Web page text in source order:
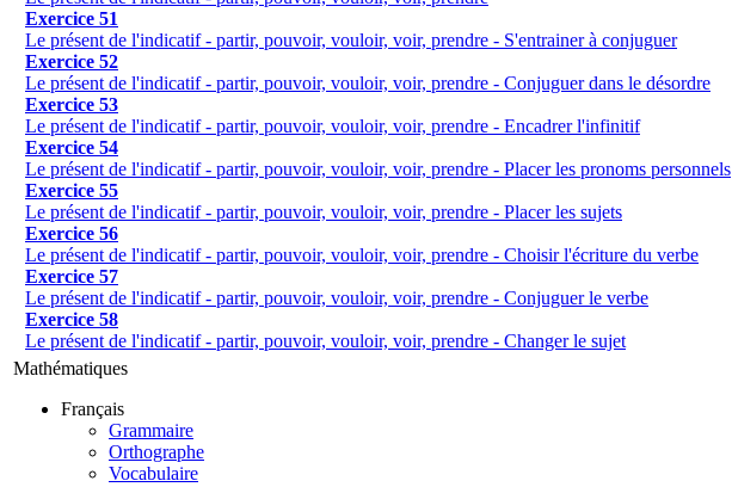
Exercice 51
Le présent de l'indicatif - partir, pouvoir, vouloir, voir, prendre - S'entrainer à conjuguer
Exercice 52
Le présent de l'indicatif - partir, pouvoir, vouloir, voir, prendre - Conjuguer dans le désordre
Exercice 53
Le présent de l'indicatif - partir, pouvoir, vouloir, voir, prendre - Encadrer l'infinitif
Exercice 54
Le présent de l'indicatif - partir, pouvoir, vouloir, voir, prendre - Placer les pronoms personnels
Exercice 55
Le présent de l'indicatif - partir, pouvoir, vouloir, voir, prendre - Placer les sujets
Exercice 56
Le présent de l'indicatif - partir, pouvoir, vouloir, voir, prendre - Choisir l'écriture du verbe
Exercice 57
Le présent de l'indicatif - partir, pouvoir, vouloir, voir, prendre - Conjuguer le verbe
Exercice 58
Le présent de l'indicatif - partir, pouvoir, vouloir, voir, prendre - Changer le sujet
Mathématiques
Français
Grammaire
Orthographe
Vocabulaire